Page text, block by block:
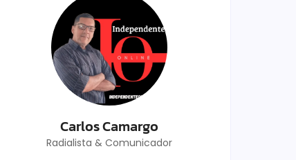
Carlos Camargo
Radialista & Comunicador